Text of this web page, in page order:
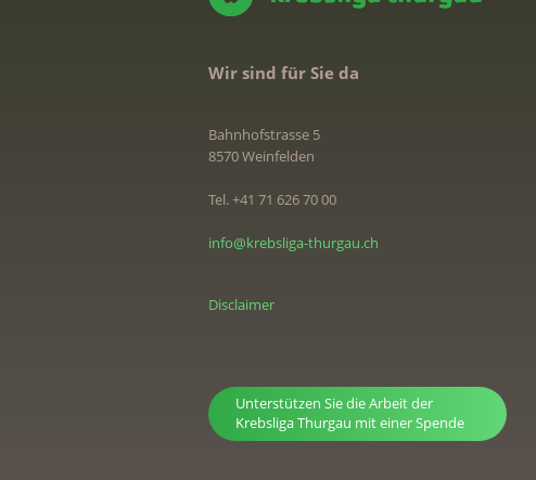
Wir sind für Sie da
Bahnhofstrasse 5
8570 Weinfelden
Tel. +41 71 626 70 00
info@krebsliga-thurgau.ch
Disclaimer
Unterstützen Sie die Arbeit der
Krebsliga Thurgau mit einer Spende